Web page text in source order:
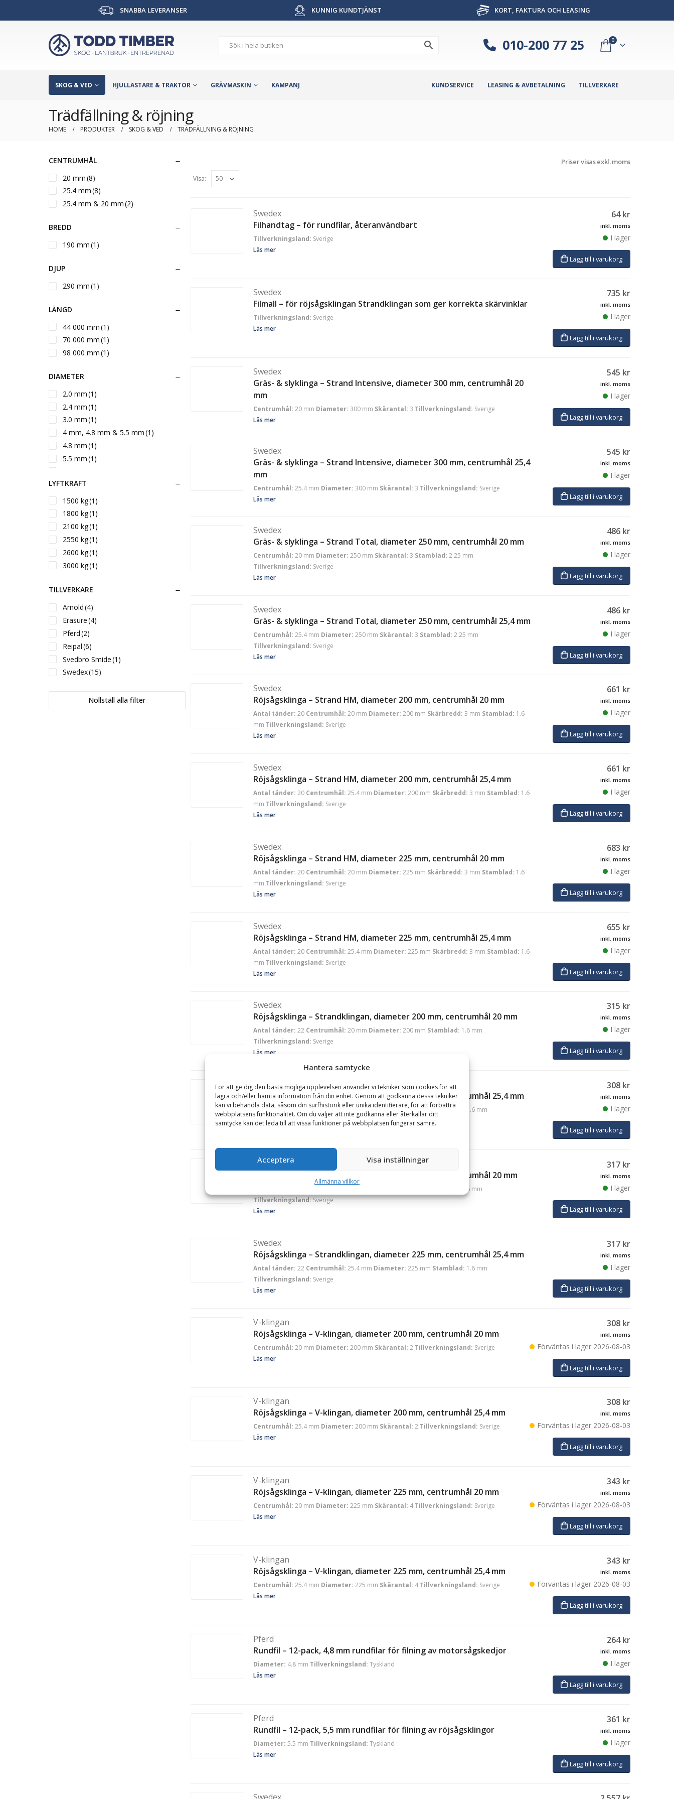
Hantera samtycke
För att ge dig den bästa möjliga upplevelsen använder vi tekniker som cookies för att
lagra och/eller hämta information från din enhet. Genom att godkänna dessa tekniker
kan vi behandla data, såsom din surfhistorik eller unika identifierare, för att förbättra
webbplatsens funktionalitet. Om du väljer att inte godkänna eller återkallar ditt
samtycke kan det leda till att vissa funktioner på webbplatsen fungerar sämre.
Acceptera Visa inställningar
Allmänna villkor
SNABBA LEVERANSER KUNNIG KUNDTJÄNST KORT, FAKTURA OCH LEASING
010-200 77 25 0
SKOG & VED HJULLASTARE & TRAKTOR GRÄVMASKIN KAMPANJ KUNDSERVICE LEASING & AVBETALNING TILLVERKARE
Trädfällning & röjning
HOME PRODUKTER SKOG & VED TRÄDFÄLLNING & RÖJNING
CENTRUMHÅL
20 mm(8)
25.4 mm(8)
25.4 mm & 20 mm(2)
BREDD
190 mm(1)
DJUP
290 mm(1)
LÄNGD
44 000 mm(1)
70 000 mm(1)
98 000 mm(1)
DIAMETER
2.0 mm(1)
2.4 mm(1)
3.0 mm(1)
4 mm, 4.8 mm & 5.5 mm(1)
4.8 mm(1)
5.5 mm(1)
225 mm
250 mm (2)
300 mm (2)
LYFTKRAFT
1500 kg(1)
1800 kg(1)
2100 kg(1)
2550 kg(1)
2600 kg(1)
3000 kg(1)
TILLVERKARE
Arnold(4)
Erasure(4)
Pferd(2)
Reipal(6)
Svedbro Smide(1)
Swedex(15)
Nollställ alla filter
Priser visas exkl. moms
Visa:
Swedex
Filhandtag – för rundfilar, återanvändbart
Tillverkningsland: Sverige
Läs mer
64kr
inkl. moms
I lager
Lägg till i varukorg
Swedex
Filmall – för röjsågsklingan Strandklingan som ger korrekta skärvinklar
Tillverkningsland: Sverige
Läs mer
735 kr
inkl. moms
I lager
Lägg till i varukorg
Swedex
Gräs- & slyklinga – Strand Intensive, diameter 300 mm, centrumhål 20
mm
Centrumhål: 20 mm Diameter: 300 mm Skärantal: 3 Tillverkningsland: Sverige
Läs mer
545 kr
inkl. moms
I lager
Lägg till i varukorg
Swedex
Gräs- & slyklinga – Strand Intensive, diameter 300 mm, centrumhål 25,4
mm
Centrumhål: 25.4 mm Diameter: 300 mm Skärantal: 3 Tillverkningsland: Sverige
Läs mer
545 kr
inkl. moms
I lager
Lägg till i varukorg
Swedex
Gräs- & slyklinga – Strand Total, diameter 250 mm, centrumhål 20 mm
Centrumhål: 20 mm Diameter: 250 mm Skärantal: 3 Stamblad: 2.25 mm
Tillverkningsland: Sverige
Läs mer
486 kr
inkl. moms
I lager
Lägg till i varukorg
Swedex
Gräs- & slyklinga – Strand Total, diameter 250 mm, centrumhål 25,4 mm
Centrumhål: 25.4 mm Diameter: 250 mm Skärantal: 3 Stamblad: 2.25 mm
Tillverkningsland: Sverige
Läs mer
486 kr
inkl. moms
I lager
Lägg till i varukorg
Swedex
Röjsågsklinga – Strand HM, diameter 200 mm, centrumhål 20 mm
Antal tänder: 20 Centrumhål: 20 mm Diameter: 200 mm Skärbredd: 3 mm Stamblad: 1.6
mm Tillverkningsland: Sverige
Läs mer
661 kr
inkl. moms
I lager
Lägg till i varukorg
Swedex
Röjsågsklinga – Strand HM, diameter 200 mm, centrumhål 25,4 mm
Antal tänder: 20 Centrumhål: 25.4 mm Diameter: 200 mm Skärbredd: 3 mm Stamblad: 1.6
mm Tillverkningsland: Sverige
Läs mer
661 kr
inkl. moms
I lager
Lägg till i varukorg
Swedex
Röjsågsklinga – Strand HM, diameter 225 mm, centrumhål 20 mm
Antal tänder: 20 Centrumhål: 20 mm Diameter: 225 mm Skärbredd: 3 mm Stamblad: 1.6
mm Tillverkningsland: Sverige
Läs mer
683 kr
inkl. moms
I lager
Lägg till i varukorg
Swedex
Röjsågsklinga – Strand HM, diameter 225 mm, centrumhål 25,4 mm
Antal tänder: 20 Centrumhål: 25.4 mm Diameter: 225 mm Skärbredd: 3 mm Stamblad: 1.6
mm Tillverkningsland: Sverige
Läs mer
655 kr
inkl. moms
I lager
Lägg till i varukorg
Swedex
Röjsågsklinga – Strandklingan, diameter 200 mm, centrumhål 20 mm
Antal tänder: 22 Centrumhål: 20 mm Diameter: 200 mm Stamblad: 1.6 mm
Tillverkningsland: Sverige
Läs mer
315 kr
inkl. moms
I lager
Lägg till i varukorg
Swedex
Röjsågsklinga – Strandklingan, diameter 200 mm, centrumhål 25,4 mm
Antal tänder: 22Centrumhål: 25.4 mm Diameter:200 mmStamblad:
1.6 mm
Tillverkningsland: Sverige
308 kr
inkl. moms
I lager
Lägg till i varukorg
Swedex
Röjsågsklinga – Strandklingan, diameter 225 mm, centrumhål 20 mm
1.6 mm
Tillverkningsland:Sverige
Läs mer
317 kr
inkl. moms
I lager
Lägg till i varukorg
Swedex
Röjsågsklinga – Strandklingan, diameter 225 mm, centrumhål 25,4 mm
Antal tänder: 22 Centrumhål: 25.4 mm Diameter: 225 mm Stamblad: 1.6 mm
Tillverkningsland: Sverige
Läs mer
317 kr
inkl. moms
I lager
Lägg till i varukorg
V-klingan
Röjsågsklinga – V-klingan, diameter 200 mm, centrumhål 20 mm
Centrumhål: 20 mm Diameter: 200 mm Skärantal: 2 Tillverkningsland: Sverige
Läs mer
308 kr
inkl. moms
Förväntas i lager 2026-08-03
Lägg till i varukorg
V-klingan
Röjsågsklinga – V-klingan, diameter 200 mm, centrumhål 25,4 mm
Centrumhål: 25.4 mm Diameter: 200 mm Skärantal: 2 Tillverkningsland: Sverige
Läs mer
308 kr
inkl. moms
Förväntas i lager 2026-08-03
Lägg till i varukorg
V-klingan
Röjsågsklinga – V-klingan, diameter 225 mm, centrumhål 20 mm
Centrumhål: 20 mm Diameter: 225 mm Skärantal: 4 Tillverkningsland: Sverige
Läs mer
343 kr
inkl. moms
Förväntas i lager 2026-08-03
Lägg till i varukorg
V-klingan
Röjsågsklinga – V-klingan, diameter 225 mm, centrumhål 25,4 mm
Centrumhål: 25.4 mm Diameter: 225 mm Skärantal: 4 Tillverkningsland: Sverige
Läs mer
343 kr
inkl. moms
Förväntas i lager 2026-08-03
Lägg till i varukorg
Pferd
Rundfil – 12-pack, 4,8 mm rundfilar för filning av motorsågskedjor
Diameter: 4.8 mm Tillverkningsland: Tyskland
Läs mer
264kr
inkl. moms
I lager
Lägg till i varukorg
Pferd
Rundfil – 12-pack, 5,5 mm rundfilar för filning av röjsågsklingor
Diameter: 5.5 mm Tillverkningsland: Tyskland
Läs mer
361 kr
inkl. moms
I lager
Lägg till i varukorg